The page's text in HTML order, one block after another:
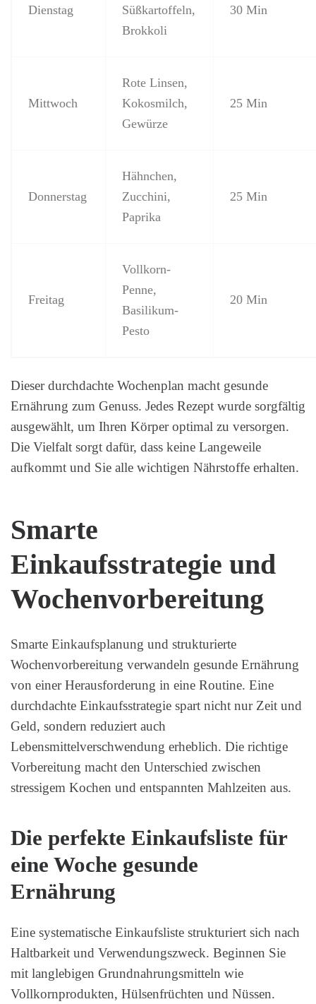
Dienstag
Süßkartoffeln,
Brokkoli
30 Min
Mittwoch
Rote Linsen,
Kokosmilch,
Gewürze
25 Min
Donnerstag
Hähnchen,
Zucchini,
Paprika
25 Min
Freitag
Vollkorn-
Penne,
Basilikum-
Pesto
20 Min
Dieser durchdachte Wochenplan macht gesunde
Ernährung zum Genuss. Jedes Rezept wurde sorgfältig
ausgewählt, um Ihren Körper optimal zu versorgen.
Die Vielfalt sorgt dafür, dass keine Langeweile
aufkommt und Sie alle wichtigen Nährstoffe erhalten.
Smarte
Einkaufsstrategie und
Wochenvorbereitung
Smarte Einkaufsplanung und strukturierte
Wochenvorbereitung verwandeln gesunde Ernährung
von einer Herausforderung in eine Routine. Eine
durchdachte Einkaufsstrategie spart nicht nur Zeit und
Geld, sondern reduziert auch
Lebensmittelverschwendung erheblich. Die richtige
Vorbereitung macht den Unterschied zwischen
stressigem Kochen und entspannten Mahlzeiten aus.
Die perfekte Einkaufsliste für
eine Woche gesunde
Ernährung
Eine systematische Einkaufsliste strukturiert sich nach
Haltbarkeit und Verwendungszweck. Beginnen Sie
mit langlebigen Grundnahrungsmitteln wie
Vollkornprodukten, Hülsenfrüchten und Nüssen.